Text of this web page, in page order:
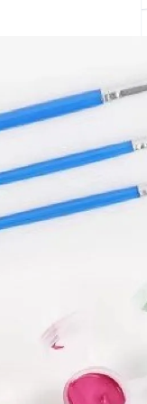
και
αλλά αυτό που
καθώς
που συμβάλλουν
ότι
στο σωστό
καταλληλότητα